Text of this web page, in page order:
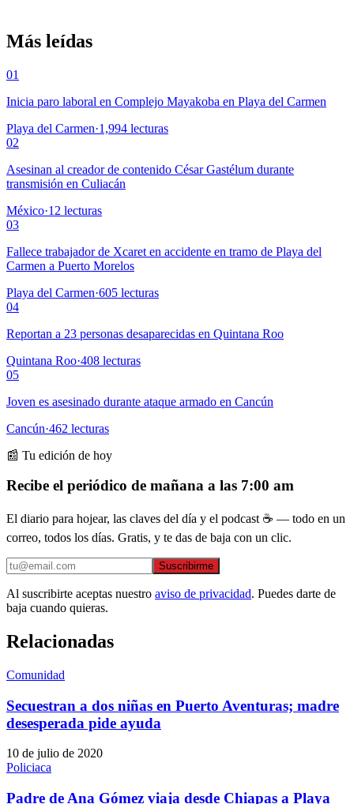
Más leídas
01
Inicia paro laboral en Complejo Mayakoba en Playa del Carmen
Playa del Carmen·1,994 lecturas
02
Asesinan al creador de contenido César Gastélum durante
transmisión en Culiacán
México·12 lecturas
03
Fallece trabajador de Xcaret en accidente en tramo de Playa del
Carmen a Puerto Morelos
Playa del Carmen·605 lecturas
04
Reportan a 23 personas desaparecidas en Quintana Roo
Quintana Roo·408 lecturas
05
Joven es asesinado durante ataque armado en Cancún
Cancún·462 lecturas
📰 Tu edición de hoy
Recibe el periódico de mañana a las 7:00 am
El diario para hojear, las claves del día y el podcast ☕ — todo en un
correo, todos los días. Gratis, y te das de baja con un clic.
Suscribirme
Al suscribirte aceptas nuestro aviso de privacidad. Puedes darte de
baja cuando quieras.
Relacionadas
Comunidad
Secuestran a dos niñas en Puerto Aventuras; madre
desesperada pide ayuda
10 de julio de 2020
Policiaca
Padre de Ana Gómez viaja desde Chiapas a Playa